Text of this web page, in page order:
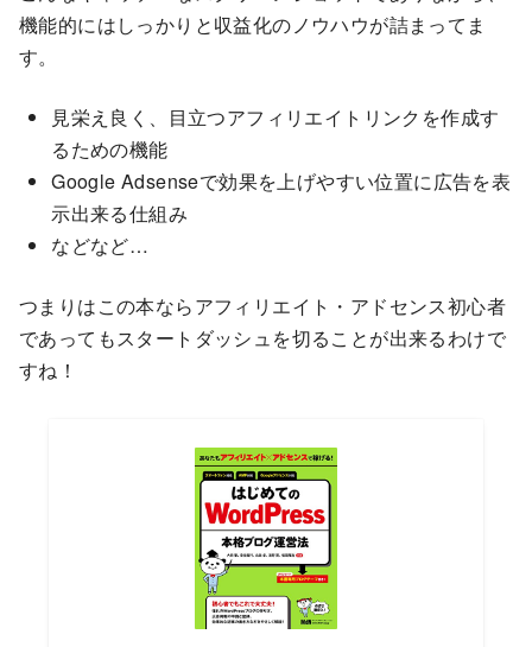
機能的にはしっかりと収益化のノウハウが詰まってま
す。
見栄え良く、目立つアフィリエイトリンクを作成す
るための機能
Google Adsenseで効果を上げやすい位置に広告を表
示出来る仕組み
などなど…
つまりはこの本ならアフィリエイト・アドセンス初心者
であってもスタートダッシュを切ることが出来るわけで
すね！